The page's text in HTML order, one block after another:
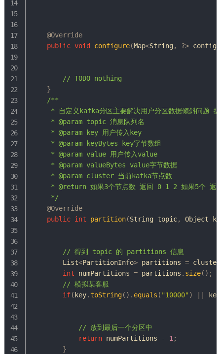
@Override
public void configure(Map<String, ?> configs
// TODO nothing
}
/**
* 自定义kafka分区主要解决用户分区数据倾斜问题
     * @param topic 消息队列名
     * @param key 用户传入key
     * @param keyBytes key字节数组
     * @param value 用户传入value
     * @param valueBytes value字节数据
     * @param cluster 当前kafka节点数
* @return 如果3个节点数 返回 0 1 2 如果5个 返
     */
@Override
public int partition(String topic, Object
// 得到 topic 的 partitions 信息
List<PartitionInfo> partitions = cluster
int numPartitions = partitions . size( ) ;
// 模拟某客服
if(key. toString( ) . equals ( "10000" ) || key
// 放到最后一个分区中
return numPartitions - 1 ;
}